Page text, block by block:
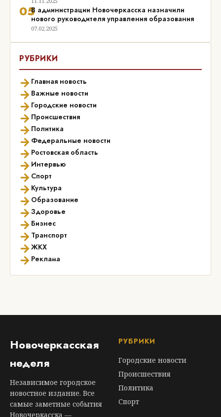
05В администрации Новочеркасска назначили
нового руководителя управления образования
07.02.2025
РУБРИКИ
→ Главная новость
→ Важные новости
→ Городские новости
→ Происшествия
→ Политика
→ Федеральные новости
→ Ростовская область
→ Интервью
→ Спорт
→ Культура
→ Образование
→Здоровье
→ Бизнес
→ Транспорт
→ЖКХ
→ Реклама
Новочеркасская
неделя
Независимое городское
новостное издание. Все
самые заметные события
Новочеркасска —
РУБРИКИ
Городские новости
Происшествия
Политика
Спорт